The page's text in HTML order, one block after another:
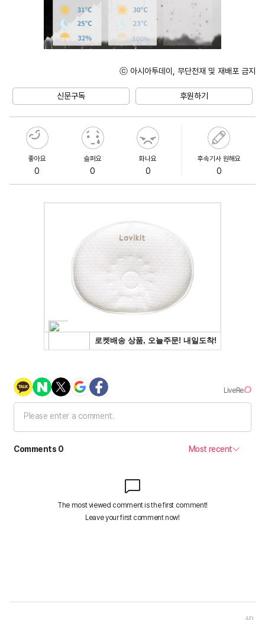
ⓒ 아시아투데이, 무단전재 및 재배포 금지
신문구독 후원하기
좋아요
0
슬퍼요
0
화나요
0
후속기사 원해요
0